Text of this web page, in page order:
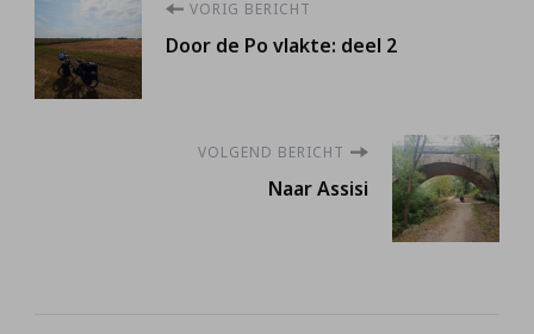
Berichtnavigatie
VORIG BERICHT
Door de Po vlakte: deel 2
VOLGEND BERICHT
Naar Assisi